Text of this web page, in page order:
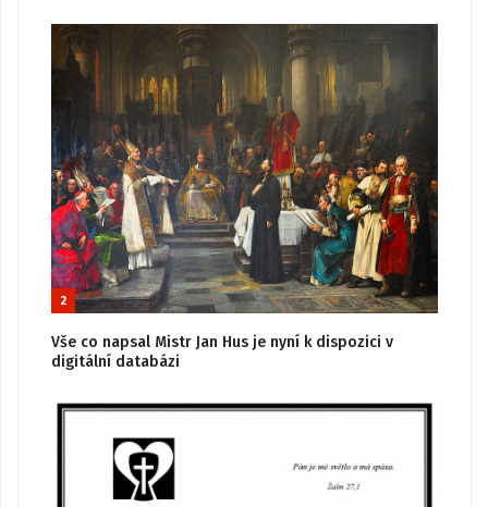
2
Vše co napsal Mistr Jan Hus je nyní k dispozici v
digitální databázi